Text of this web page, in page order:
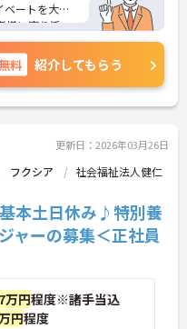
ートを大切
様に寄り添っ
ていただける
トなど、さら
相談くださ
料 紹介してもらう
更新日：2026年03月26日
フクシア
社会福祉法人健仁
基本土日休み♪特別養
ャーの募集＜正社員
万円程度※諸手当込
円程度